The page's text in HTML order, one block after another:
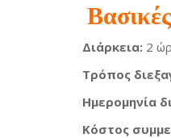
Διάρκεια: 2
Τρόπος
Ημερομηνία
Kόστος